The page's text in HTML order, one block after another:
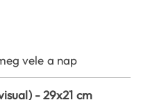
vele a nap
- 29x21 cm